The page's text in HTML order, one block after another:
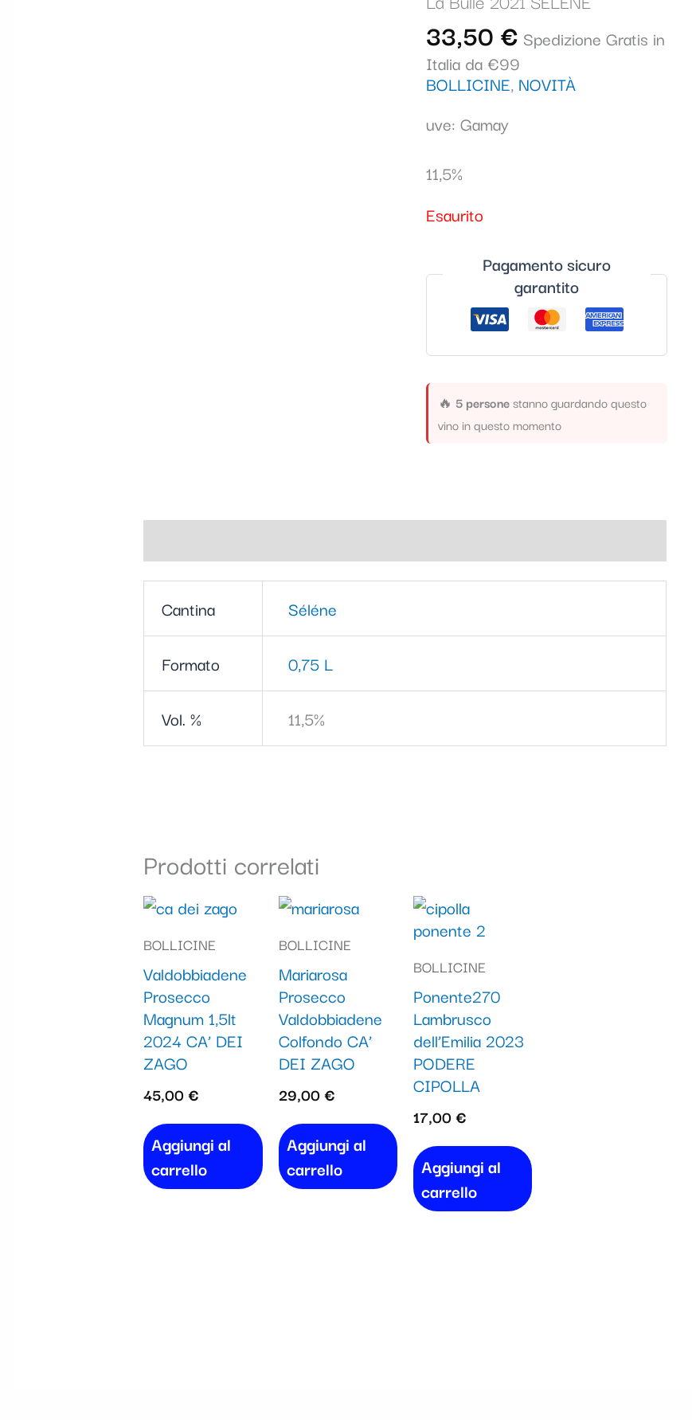
33,50 € Spedizione Gratis in
Italia da €99
BOLLICINE, NOVITÀ
uve: Gamay
11,5%
Esaurito
Pagamento sicuro
garantito
🔥 5 personestanno guardando questo
vino in questo momento
Cantina Séléne
Formato 0,75 L
Vol. % 11,5%
Prodotti correlati
BOLLICINE
Valdobbiadene
Prosecco
Magnum 1,5lt
2024 CA’ DEI
ZAGO
45,00€
Aggiungi al
carrello
BOLLICINE
Mariarosa
Prosecco
Valdobbiadene
Colfondo CA’
DEI ZAGO
29,00€
Aggiungi al
carrello
BOLLICINE
Ponente270
Lambrusco
dell’Emilia 2023
PODERE
CIPOLLA
17,00€
Aggiungi al
carrello